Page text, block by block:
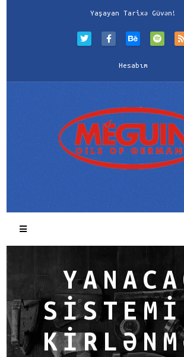
Yaşayan Tarixə Güvən!
Hesabım